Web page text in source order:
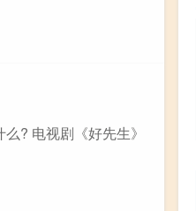
? 电视剧《好先生》